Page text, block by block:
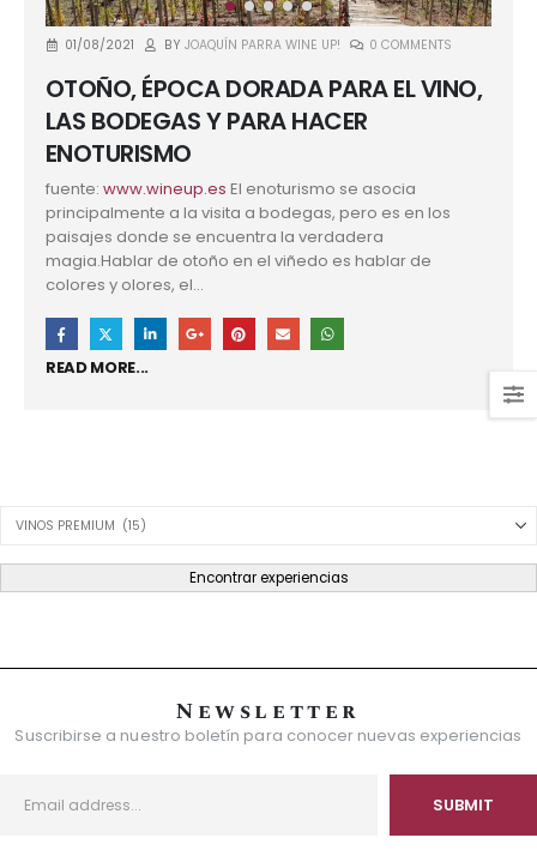
01/08/2021 BY JOAQUÍN PARRA WINE UP! 0 COMMENTS
OTOÑO, ÉPOCA DORADA PARA EL VINO,
LAS BODEGAS Y PARA HACER
ENOTURISMO
fuente: www.wineup.es El enoturismo se asocia
principalmente a la visita a bodegas, pero es en los
paisajes donde se encuentra la verdadera
magia.Hablar de otoño en el viñedo es hablar de
colores y olores, el...
READ MORE...
Product Category Dropdown
Encontrar experiencias
Newsletter
Suscribirse a nuestro boletín para conocer nuevas experiencias